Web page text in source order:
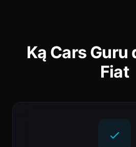
Ką Cars Guru
Fiat